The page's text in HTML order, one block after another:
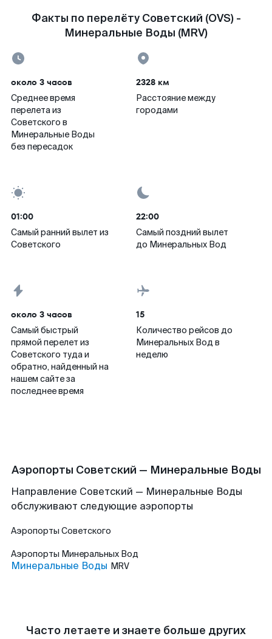
Факты по перелёту Советский (OVS) -
Минеральные Воды (MRV)
около 3 часов
Среднее время
перелета из
Советского в
Минеральные Воды
без пересадок
2328 км
Расстояние между
городами
01:00
Самый ранний вылет из
Советского
22:00
Самый поздний вылет
до Минеральных Вод
около 3 часов
Самый быстрый
прямой перелет из
Советского туда и
обратно, найденный на
нашем сайте за
последнее время
15
Количество рейсов до
Минеральных Вод в
неделю
Аэропорты Советский — Минеральные Воды
Направление Советский — Минеральные Воды
обслуживают следующие аэропорты
Аэропорты Советского
Аэропорты Минеральных Вод
Минеральные Воды MRV
Часто летаете и знаете больше других